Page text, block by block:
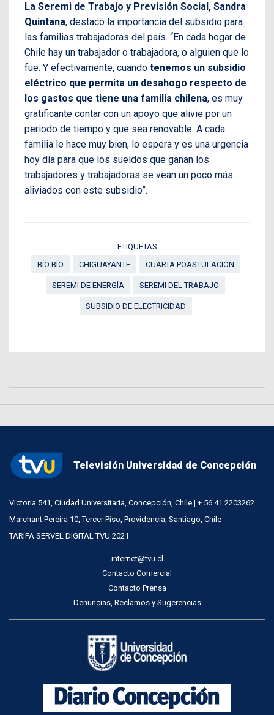
La Seremi de Trabajo y Previsión Social, Sandra
Quintana, destacó la importancia del subsidio para
las familias trabajadoras del país. “En cada hogar de
Chile hay un trabajador o trabajadora, o alguien que lo
fue. Y efectivamente, cuando tenemos un subsidio
eléctrico que permita un desahogo respecto de
los gastos que tiene una familia chilena, es muy
gratificante contar con un apoyo que alivie por un
periodo de tiempo y que sea renovable. A cada
familia le hace muy bien, lo espera y es una urgencia
hoy día para que los sueldos que ganan los
trabajadores y trabajadoras se vean un poco más
aliviados con este subsidio”.
ETIQUETAS
BÍO BÍO
CHIGUAYANTE CUARTA POASTULACIÓN
SEREMI DE ENERGÍA SEREMI DEL TRABAJO
SUBSIDIO DE ELECTRICIDAD
Televisión Universidad de Concepción
Victoria 541, Ciudad Universitaria, Concepción, Chile | + 56 41 2203262
Marchant Pereira 10, Tercer Piso, Providencia, Santiago, Chile
TARIFA SERVEL DIGITAL TVU 2021
internet@tvu.cl
Contacto Comercial
Contacto Prensa
Denuncias, Reclamos y Sugerencias